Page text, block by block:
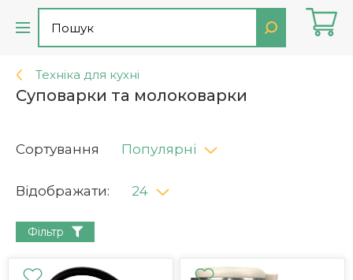
Техніка для кухні
Суповарки та молоковарки
Сортування Популярні
Відображати: 24
Фільтр